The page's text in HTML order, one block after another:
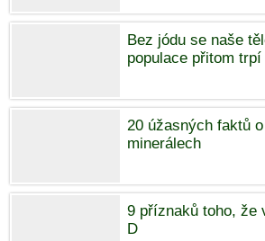
Bez jódu se naše
populace přitom
20 úžasných faktů
minerálech
9 příznaků toho, že
D